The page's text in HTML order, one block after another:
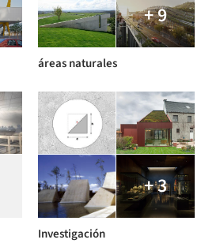
+ 9
áreas naturales
+ 3
Investigación